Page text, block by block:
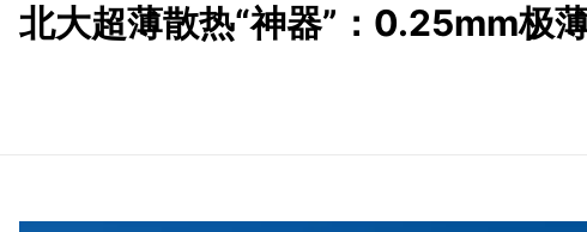
北大超薄散热“神器”：0.25mm极